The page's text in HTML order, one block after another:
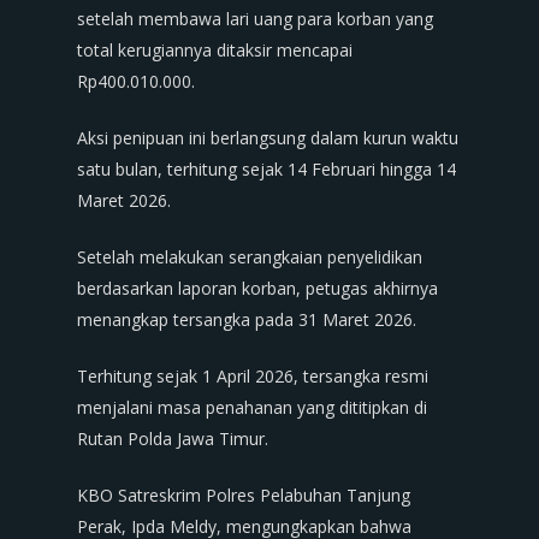
setelah membawa lari uang para korban yang
total kerugiannya ditaksir mencapai
Rp400.010.000.
Aksi penipuan ini berlangsung dalam kurun waktu
satu bulan, terhitung sejak 14 Februari hingga 14
Maret 2026.
Setelah melakukan serangkaian penyelidikan
berdasarkan laporan korban, petugas akhirnya
menangkap tersangka pada 31 Maret 2026.
Terhitung sejak 1 April 2026, tersangka resmi
menjalani masa penahanan yang dititipkan di
Rutan Polda Jawa Timur.
KBO Satreskrim Polres Pelabuhan Tanjung
Perak, Ipda Meldy, mengungkapkan bahwa